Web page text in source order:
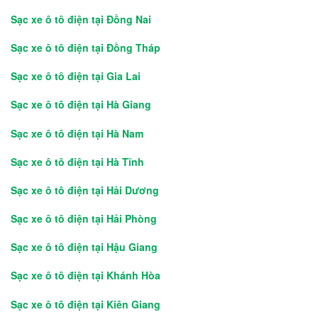
Sạc xe ô tô điện tại Đồng Nai
Sạc xe ô tô điện tại Đồng Tháp
Sạc xe ô tô điện tại Gia Lai
Sạc xe ô tô điện tại Hà Giang
Sạc xe ô tô điện tại Hà Nam
Sạc xe ô tô điện tại Hà Tĩnh
Sạc xe ô tô điện tại Hải Dương
Sạc xe ô tô điện tại Hải Phòng
Sạc xe ô tô điện tại Hậu Giang
Sạc xe ô tô điện tại Khánh Hòa
Sạc xe ô tô điện tại Kiên Giang